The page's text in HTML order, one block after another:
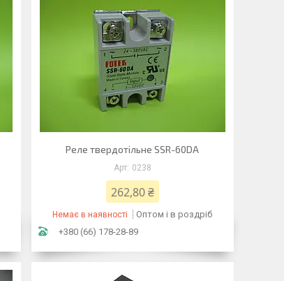
Реле твердотільне SSR-60DA
0238
262,80 ₴
Немає в наявності
Оптом і в роздріб
+380 (66) 178-28-89